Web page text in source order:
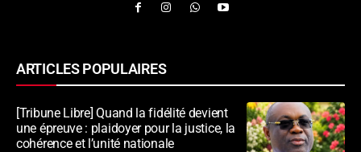
ARTICLES POPULAIRES
[Tribune Libre] Quand la fidélité devient
une épreuve : plaidoyer pour la justice, la
cohérence et l’unité nationale